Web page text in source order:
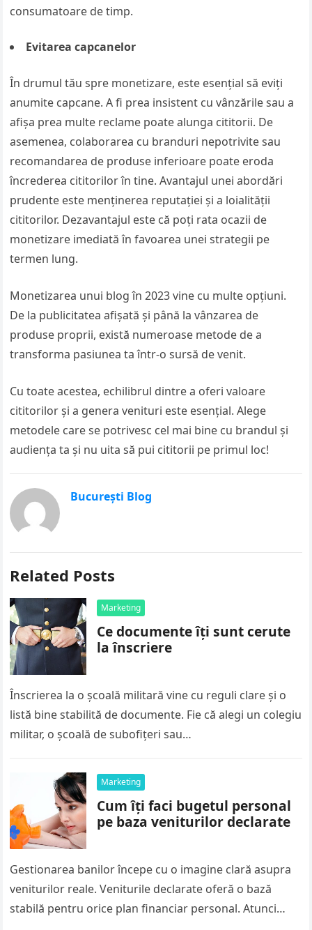
consumatoare de timp.
Evitarea capcanelor
În drumul tău spre monetizare, este esențial să eviți
anumite capcane. A fi prea insistent cu vânzările sau a
afișa prea multe reclame poate alunga cititorii. De
asemenea, colaborarea cu branduri nepotrivite sau
recomandarea de produse inferioare poate eroda
încrederea cititorilor în tine. Avantajul unei abordări
prudente este menținerea reputației și a loialității
cititorilor. Dezavantajul este că poți rata ocazii de
monetizare imediată în favoarea unei strategii pe
termen lung.
Monetizarea unui blog în 2023 vine cu multe opțiuni.
De la publicitatea afișată și până la vânzarea de
produse proprii, există numeroase metode de a
transforma pasiunea ta într-o sursă de venit.
Cu toate acestea, echilibrul dintre a oferi valoare
cititorilor și a genera venituri este esențial. Alege
metodele care se potrivesc cel mai bine cu brandul și
audiența ta și nu uita să pui cititorii pe primul loc!
București Blog
Related Posts
Marketing
Ce documente îți sunt cerute
la înscriere
Înscrierea la o școală militară vine cu reguli clare și o
listă bine stabilită de documente. Fie că alegi un colegiu
militar, o școală de subofițeri sau…
Marketing
Cum îți faci bugetul personal
pe baza veniturilor declarate
Gestionarea banilor începe cu o imagine clară asupra
veniturilor reale. Veniturile declarate oferă o bază
stabilă pentru orice plan financiar personal. Atunci